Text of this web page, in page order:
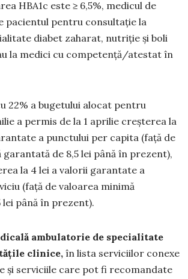
HBA1c este ≥ 6,5%, medicul de
pacientul pentru consultație la
diabet zaharat, nutriţie şi boli
la medici cu competenţă/atestat în
22% a bugetului alocat pentru
a permis de la 1 aprilie creșterea la
a punctului per capita (față de
garantată de 8,5 lei până în prezent),
la 4 lei a valorii garantate a
(față de valoarea minimă
până în prezent).
ambulatorie de specialitate
clinice, în lista serviciilor conexe
și serviciile care pot fi recomandate